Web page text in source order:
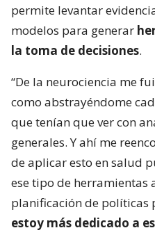
permite levantar
modelos para generar
la toma de decisiones.
“De la neurociencia me
como abstrayéndome
que tenían que ver con
generales. Y ahí me
de aplicar esto en salud
ese tipo de herramientas
planificación de políticas
estoy más dedicado a